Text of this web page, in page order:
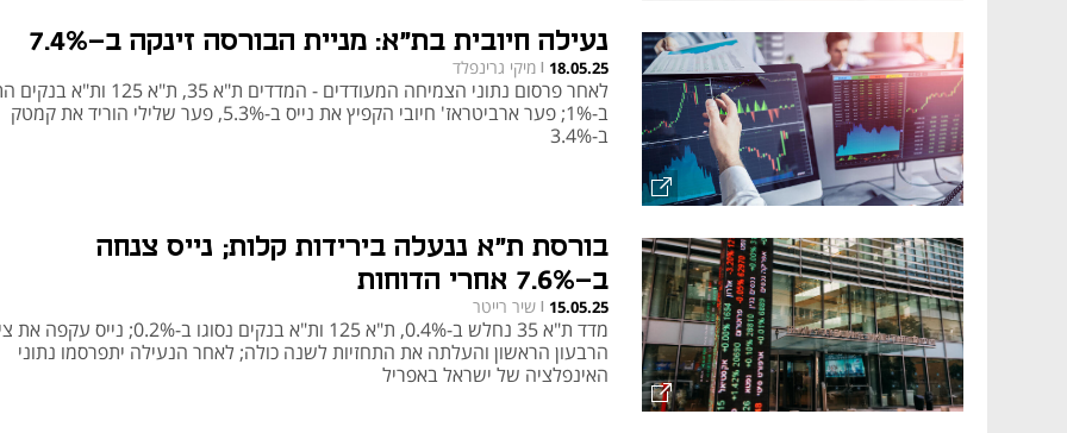
נעילה חיובית בת"א: מניית הבורסה זינקה ב-7.4%
18.05.25
| מיקי גרינפלד
לאחר פרסום נתוני הצמיחה המעודדים - המדדים ת"א 35,
ב-1%; פער ארביטראז' חיובי הקפיץ את נייס ב-5.3%, פער שלילי הוריד את קמטק
ב-3.4%
בורסת ת"א ננעלה בירידות קלות; נייס צנחה
ב-7.6% אחרי הדוחות
15.05.25
| שיר רייטר
מדד ת"א 35 נחלש ב-0.4%, ת"א 125 ות"א בנקים נסוגו ב-0.2%;
הרבעון הראשון והעלתה את התחזיות לשנה כולה; לאחר הנעילה יתפרסמו נתוני
האינפלציה של ישראל באפריל